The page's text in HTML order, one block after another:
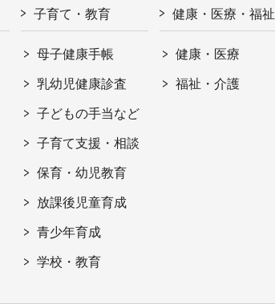
子育て・教育
母子健康手帳
乳幼児健康診査
子どもの手当など
子育て支援・相談
保育・幼児教育
放課後児童育成
青少年育成
学校・教育
健康・医療・福祉
健康・医療
福祉・介護